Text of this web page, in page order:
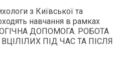
з Київської та
навчання в рамках
ДОПОМОГА. РОБОТА
ПІД ЧАС ТА ПІСЛЯ